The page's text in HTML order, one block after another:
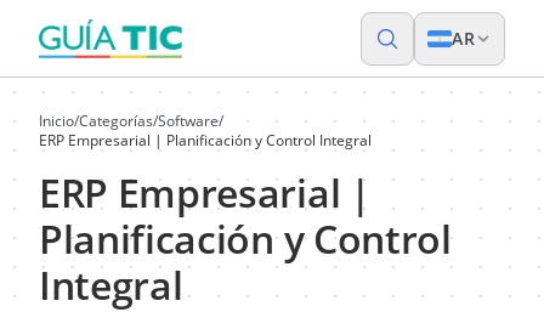
AR
Inicio/Categorías/Software/
ERP Empresarial | Planificación y Control Integral
ERP Empresarial |
Planificación y Control
Integral